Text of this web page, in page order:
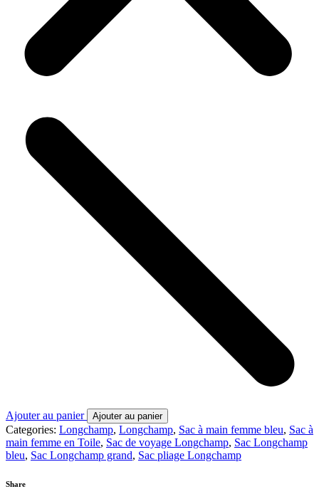
Ajouter au panier Ajouter au panier
Categories: Longchamp, Longchamp, Sac à main femme bleu, Sac à
main femme en Toile, Sac de voyage Longchamp, Sac Longchamp
bleu, Sac Longchamp grand, Sac pliage Longchamp
Share